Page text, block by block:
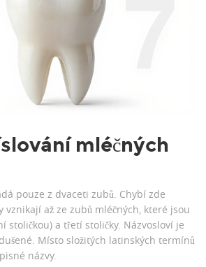
mléčných
pouze z dvaceti zubů. Chybí zde
vznikají až ze zubů mléčných, které jsou
stoličkou) a třetí stoličky. Názvosloví je
Místo složitých latinských termínů
názvy.